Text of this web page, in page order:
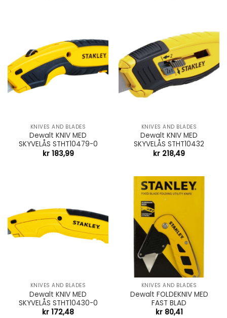
KNIVES AND BLADES
Dewalt KNIV MED
SKYVELÅS STHT10479-0
kr183,99
KNIVES AND BLADES
Dewalt KNIV MED
SKYVELÅS STHT10432
kr 218,49
KNIVES AND BLADES
Dewalt KNIV MED
SKYVELÅS STHT10430-0
kr 172,48
KNIVES AND BLADES
Dewalt FOLDEKNIV MED
FAST BLAD
kr80,41